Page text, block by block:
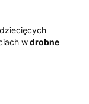
wdrobne